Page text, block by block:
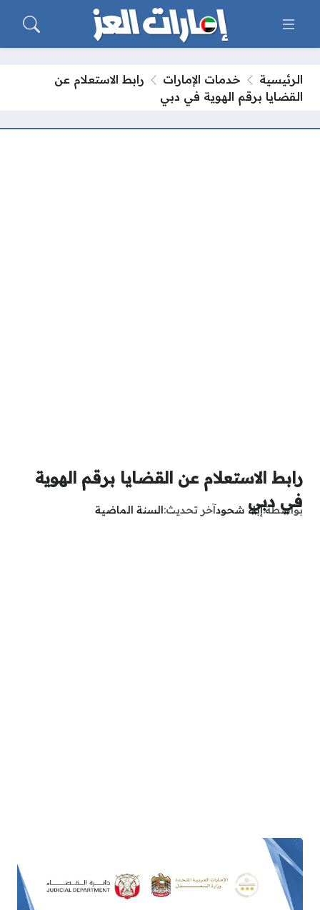
الرئيسية خدمات الإمارات
رابط الاستعلام عن
القضايا برقم الهوية في دبي
رابط الاستعلام عن القضايا برقم الهوية
في دبي
بواسطةإباء شحودآخر تحديث السنة الماضية